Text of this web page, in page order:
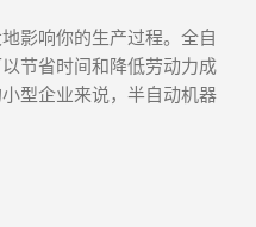
影响你的生产过程。全自
节省时间和降低劳动力成
型企业来说，半自动机器